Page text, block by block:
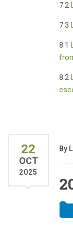
7.2
7.3
8.1
8.2
22
OCT
2025
By